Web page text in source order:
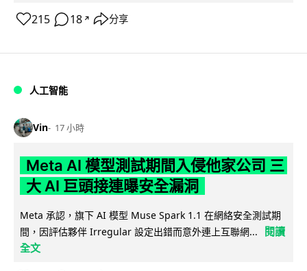
215 18 ↗ 分享
人工智能
Vin 17 小時
Meta AI 模型測試期間入侵他家公司 三
大 AI 巨頭接連曝安全漏洞
Meta 承認，旗下 AI 模型 Muse Spark 1.1 在網絡安全測試期
間，因評估夥伴 Irregular 設定出錯而意外連上互聯網...
閱讀
全文